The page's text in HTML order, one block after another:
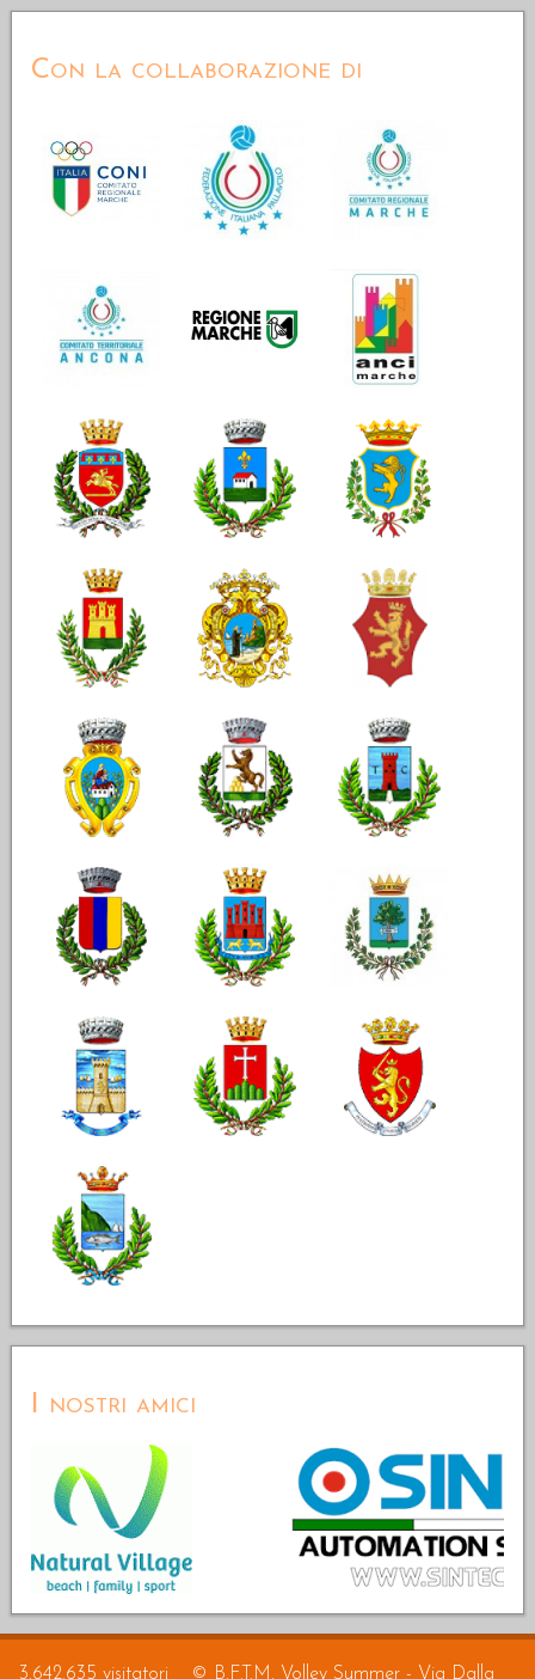
Con la collaborazione di
I nostri amici
3.642.635 visitatori © B.F.T.M. Volley Summer - Via Dalla